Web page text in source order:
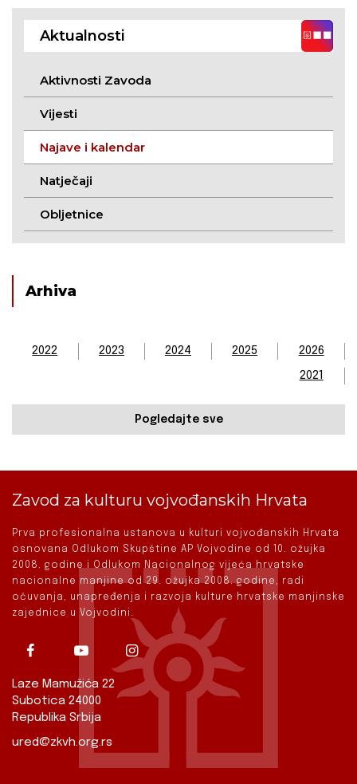
Aktualnosti
Aktivnosti Zavoda
Vijesti
Najave i kalendar
Natječaji
Obljetnice
Arhiva
2026
2025
2024
2023
2022
2021
Pogledajte sve
Zavod za kulturu vojvođanskih Hrvata
Prva profesionalna ustanova u kulturi vojvođanskih Hrvata
osnovana Odlukom Skupštine AP Vojvodine od 10. ožujka
2008. godine i Odlukom Nacionalnog vijeća hrvatske
nacionalne manjine od 29. ožujka 2008. godine, radi
očuvanja, unapređenja i razvoja kulture hrvatske manjinske
zajednice u Vojvodini.
Laze Mamužića 22
Subotica 24000
Republika Srbija
ured@zkvh.org.rs